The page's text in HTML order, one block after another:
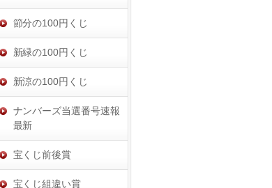
節分の100円くじ
新緑の100円くじ
新涼の100円くじ
ナンバーズ当選番号速報
最新
宝くじ前後賞
宝くじ組違い賞